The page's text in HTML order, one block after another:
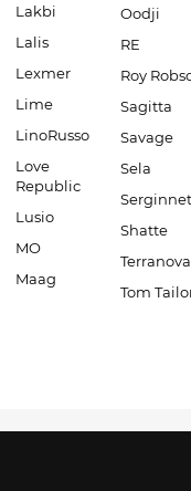
Lakbi
Lalis
Lexmer
Lime
LinoRusso
Love
Republic
Lusio
MO
Maag
Oodji
RE
Roy
Sagitta
Savage
Sela
Shatte
Terranova
Tom